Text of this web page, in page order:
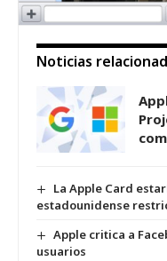
Noticias
La Apple Card
estadounidense
Apple critica a
usuarios